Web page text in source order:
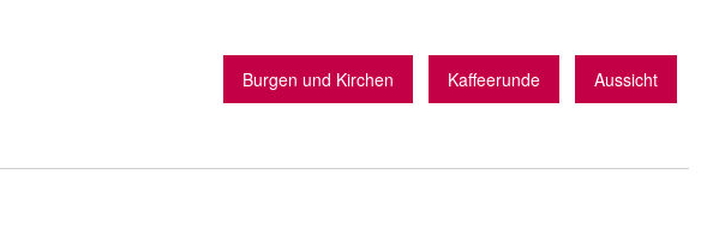
Burgen und Kirchen Kaffeerunde Aussicht